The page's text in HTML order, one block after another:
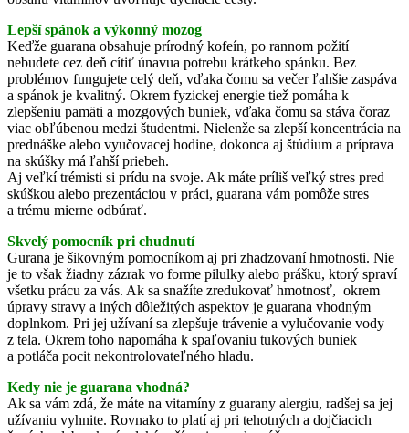
Lepší spánok a výkonný mozog
Keďže guarana obsahuje prírodný kofeín, po rannom požití
nebudete cez deň cítiť únavua potrebu krátkeho spánku. Bez
problémov fungujete celý deň, vďaka čomu sa večer ľahšie zaspáva
a spánok je kvalitný. Okrem fyzickej energie tiež pomáha k
zlepšeniu pamäti a mozgových buniek, vďaka čomu sa stáva čoraz
viac obľúbenou medzi študentmi. Nielenže sa zlepší koncentrácia na
prednáške alebo vyučovacej hodine, dokonca aj štúdium a príprava
na skúšky má ľahší priebeh.
Aj veľkí trémisti si prídu na svoje. Ak máte príliš veľký stres pred
skúškou alebo prezentáciou v práci, guarana vám pomôže stres
a trému mierne odbúrať.
Skvelý pomocník pri chudnutí
Gurana je šikovným pomocníkom aj pri zhadzovaní hmotnosti. Nie
je to však žiadny zázrak vo forme pilulky alebo prášku, ktorý spraví
všetku prácu za vás. Ak sa snažíte zredukovať hmotnosť, okrem
úpravy stravy a iných dôležitých aspektov je guarana vhodným
doplnkom. Pri jej užívaní sa zlepšuje trávenie a vylučovanie vody
z tela. Okrem toho napomáha k spaľovaniu tukových buniek
a potláča pocit nekontrolovateľného hladu.
Kedy nie je guarana vhodná?
Ak sa vám zdá, že máte na vitamíny z guarany alergiu, radšej sa jej
užívaniu vyhnite. Rovnako to platí aj pri tehotných a dojčiacich